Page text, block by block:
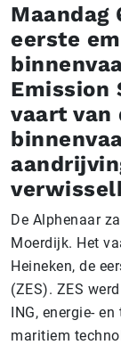
Maandag
eerste
Emission
vaart van
De Alphenaar
Moerdijk. Het
Heineken, de
(ZES). ZES
ING, energie-
maritiem